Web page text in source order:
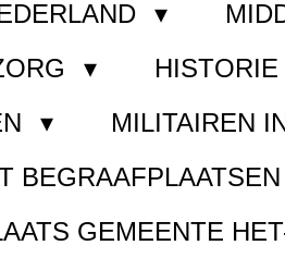
MILITAIREN
BEGRAAFPLAATSEN
GEMEENTE